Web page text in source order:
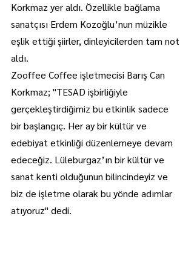
Korkmaz yer aldı. Özellikle bağlama
sanatçısı Erdem Kozoğlu’nun müzikle
eşlik ettiği şiirler, dinleyicilerden tam not
aldı.
Zooffee Coffee işletmecisi Barış Can
Korkmaz; "TESAD işbirliğiyle
gerçekleştirdiğimiz bu etkinlik sadece
bir başlangıç. Her ay bir kültür ve
edebiyat etkinliği düzenlemeye devam
edeceğiz. Lüleburgaz’ın bir kültür ve
sanat kenti olduğunun bilincindeyiz ve
biz de işletme olarak bu yönde adımlar
atıyoruz" dedi.